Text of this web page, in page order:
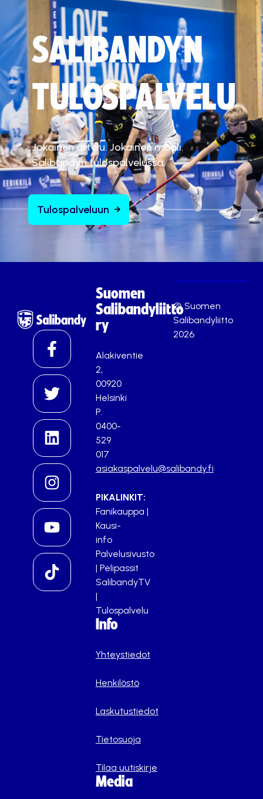
SALIBANDYN
TULOSPALVELU
Jokainen ottelu. Jokainen maali.
Salibandyn tulospalvelussa.
Tulospalveluun
Suomen
Salibandyliitto
ry
Alakiventie
2,
00920
Helsinki
P.
0400-
529
017
asiakaspalvelu@salibandy.fi
PIKALINKIT:
Fanikauppa |
Kausi-
info
Palvelusivusto
| Pelipassit
SalibandyTV
|
Tulospalvelu
Info
Yhteystiedot
Henkilöstö
Laskutustiedot
Tietosuoja
Tilaa uutiskirje
Media
© Suomen
Salibandyliitto
2026